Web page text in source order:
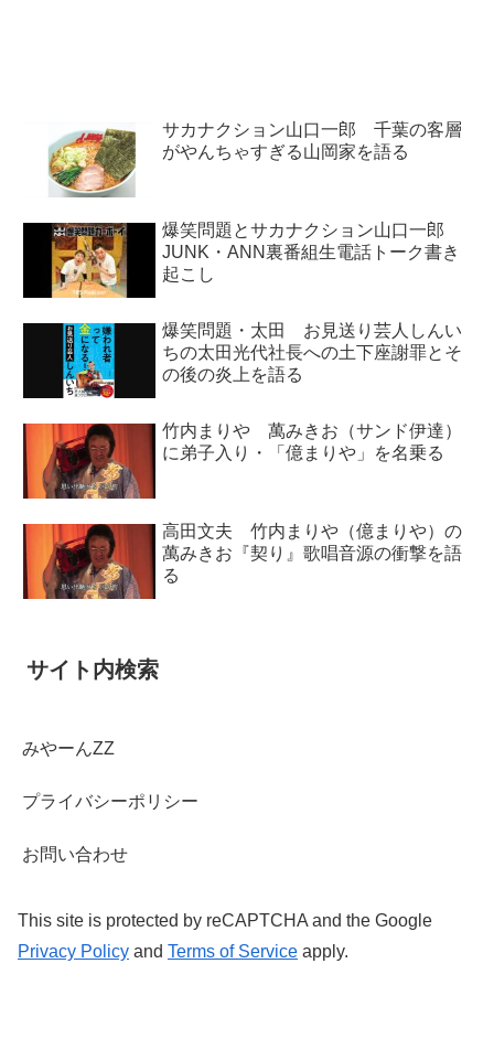
サカナクション山口一郎 千葉の客層
がやんちゃすぎる山岡家を語る
爆笑問題とサカナクション山口一郎
JUNK・ANN裏番組生電話トーク書き
起こし
爆笑問題・太田 お見送り芸人しんい
ちの太田光代社長への土下座謝罪とそ
の後の炎上を語る
竹内まりや 萬みきお（サンド伊達）
に弟子入り・「億まりや」を名乗る
高田文夫 竹内まりや（億まりや）の
萬みきお『契り』歌唱音源の衝撃を語
る
サイト内検索
みやーんZZ
プライバシーポリシー
お問い合わせ
This site is protected by reCAPTCHA and the Google
Privacy Policy and Terms of Service apply.